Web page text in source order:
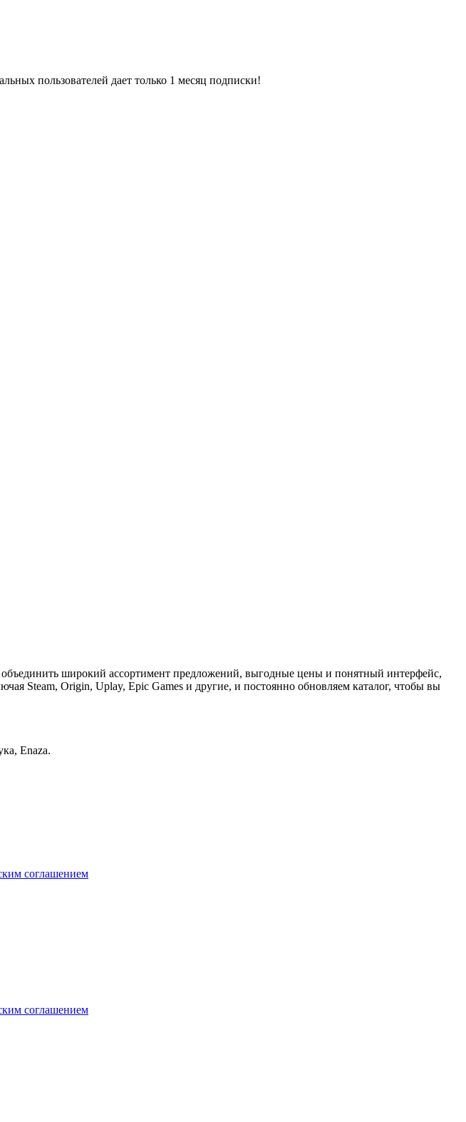
пользователей дает только 1 месяц подписки!
широкий ассортимент предложений, выгодные цены и понятный интерфейс,
Steam, Origin, Uplay, Epic Games и другие, и постоянно обновляем каталог, чтобы вы
Enaza.
соглашением
соглашением